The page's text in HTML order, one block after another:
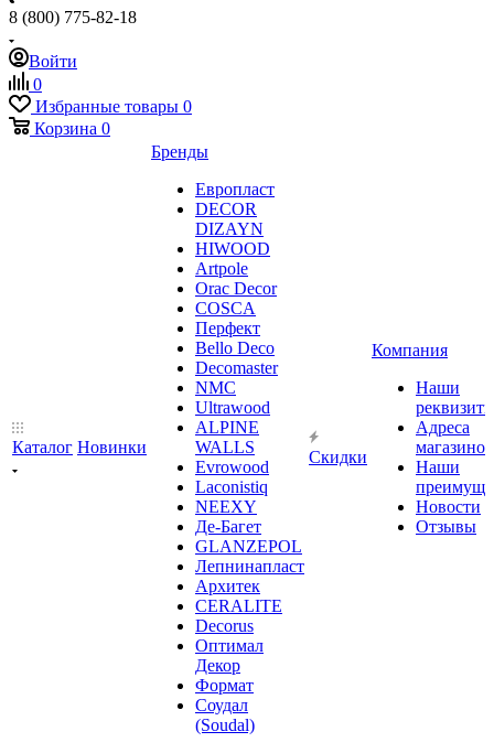
8 (800) 775-82-18
Войти
0
Избранные товары 0
Корзина 0
Каталог Новинки
Бренды
Европласт
DECOR
DIZAYN
HIWOOD
Artpole
Orac Decor
COSCA
Перфект
Bello Deco
Decomaster
NMС
Ultrawood
ALPINE
WALLS
Evrowood
Laconistiq
NEEXY
Де-Багет
GLANZEPOL
Лепнинапласт
Архитек
CERALITE
Decorus
Оптимал
Декор
Формат
Соудал
(Soudal)
Скидки
Компания
Наши
Адреса
магазинов
Наши
Новости
Отзывы